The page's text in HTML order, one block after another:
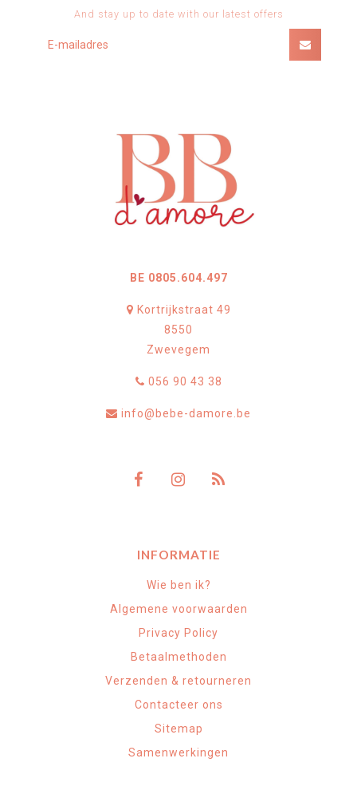
And stay up to date with our latest offers
BE 0805.604.497
Kortrijkstraat 49
8550
Zwevegem
056 90 43 38
info@bebe-damore.be
INFORMATIE
Wie ben ik?
Algemene voorwaarden
Privacy Policy
Betaalmethoden
Verzenden & retourneren
Contacteer ons
Sitemap
Samenwerkingen